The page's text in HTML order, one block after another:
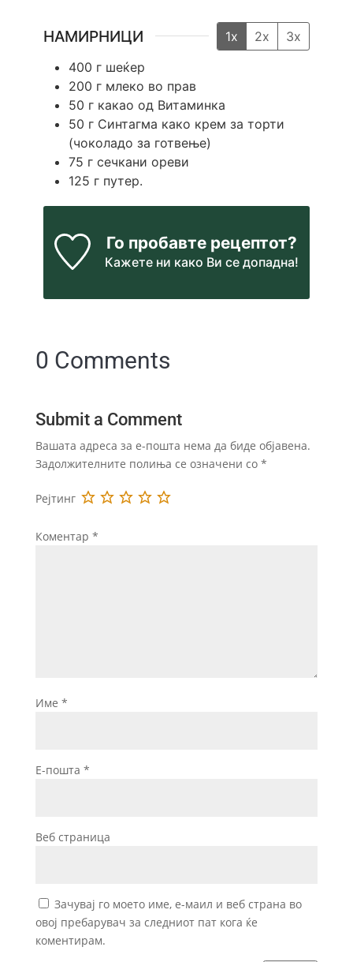
НАМИРНИЦИ 1x 2x
3x
400 г шеќер
200 г млеко во прав
50 г какао од Витаминка
50 г Синтагма како крем за торти
(чоколадо за готвење)
75 г сечкани ореви
125 г путер.
Го пробавте рецептот?
Кажете ни како Ви се допадна!
0 Comments
Submit a Comment
Вашата адреса за е-пошта нема да биде објавена.
Задолжителните полиња се означени со *
Рејтинг
Коментар *
Име *
Е-пошта *
Веб страница
Зачувај го моето име, е-маил и веб страна во
овој пребарувач за следниот пат кога ќе
коментирам.